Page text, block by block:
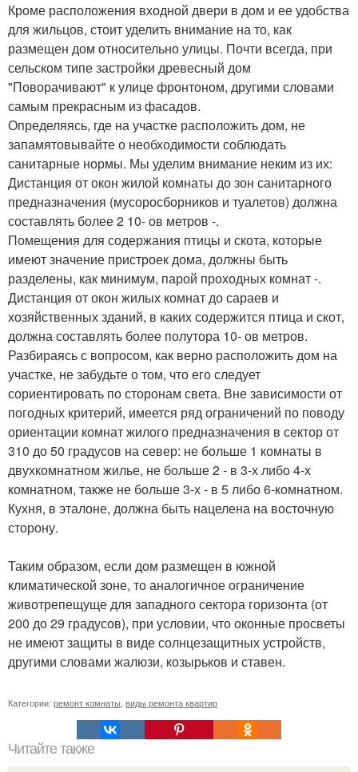
Кроме расположения входной двери в дом и ее удобства
для жильцов, стоит уделить внимание на то, как
размещен дом относительно улицы. Почти всегда, при
сельском типе застройки древесный дом
"Поворачивают" к улице фронтоном, другими словами
самым прекрасным из фасадов.
Определяясь, где на участке расположить дом, не
запамятовывайте о необходимости соблюдать
санитарные нормы. Мы уделим внимание неким из их:
Дистанция от окон жилой комнаты до зон санитарного
предназначения (мусоросборников и туалетов) должна
составлять более 2 10- ов метров -.
Помещения для содержания птицы и скота, которые
имеют значение пристроек дома, должны быть
разделены, как минимум, парой проходных комнат -.
Дистанция от окон жилых комнат до сараев и
хозяйственных зданий, в каких содержится птица и скот,
должна составлять более полутора 10- ов метров.
Разбираясь с вопросом, как верно расположить дом на
участке, не забудьте о том, что его следует
сориентировать по сторонам света. Вне зависимости от
погодных критерий, имеется ряд ограничений по поводу
ориентации комнат жилого предназначения в сектор от
310 до 50 градусов на север: не больше 1 комнаты в
двухкомнатном жилье, не больше 2 - в 3-х либо 4-х
комнатном, также не больше 3-х - в 5 либо 6-комнатном.
Кухня, в эталоне, должна быть нацелена на восточную
сторону.
Таким образом, если дом размещен в южной
климатической зоне, то аналогичное ограничение
животрепещуще для западного сектора горизонта (от
200 до 29 градусов), при условии, что оконные просветы
не имеют защиты в виде солнцезащитных устройств,
другими словами жалюзи, козырьков и ставен.
Категории: ремонт комнаты виды ремонта квартир
Читайте также